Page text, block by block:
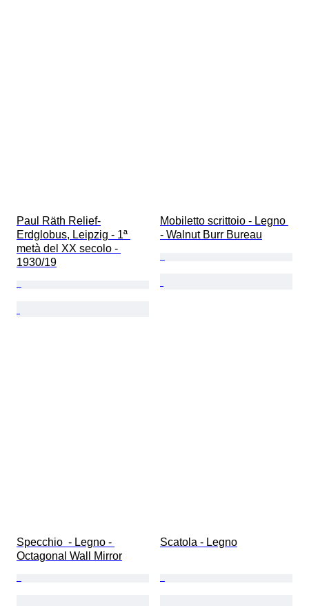
Paul Räth Relief-
Erdglobus, Leipzig - 1ª
metà del XX secolo -
1930/19
Mobiletto scrittoio - Legno
- Walnut Burr Bureau
Specchio  - Legno -
Octagonal Wall Mirror
Scatola - Legno